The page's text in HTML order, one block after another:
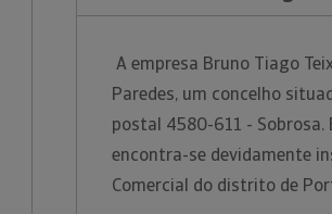
A empresa Bruno Tiago
Paredes, um concelho
postal 4580-611 - Sobrosa.
encontra-se devidamente
Comercial do distrito de